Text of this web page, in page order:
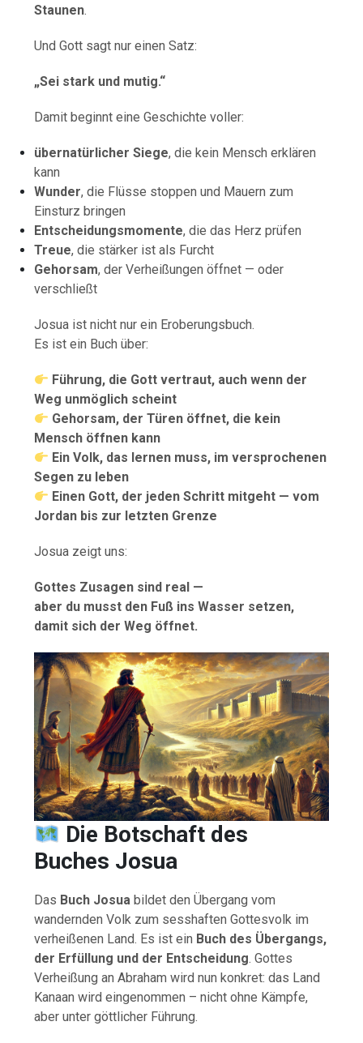
Staunen.
Und Gott sagt nur einen Satz:
„Sei stark und mutig.“
Damit beginnt eine Geschichte voller:
übernatürlicher Siege, die kein Mensch erklären
kann
Wunder, die Flüsse stoppen und Mauern zum
Einsturz bringen
Entscheidungsmomente, die das Herz prüfen
Treue, die stärker ist als Furcht
Gehorsam, der Verheißungen öffnet — oder
verschließt
Josua ist nicht nur ein Eroberungsbuch.
Es ist ein Buch über:
Führung, die Gott vertraut, auch wenn der
Weg unmöglich scheint
Gehorsam, der Türen öffnet, die kein
Mensch öffnen kann
Ein Volk, das lernen muss, im versprochenen
Segen zu leben
Einen Gott, der jeden Schritt mitgeht — vom
Jordan bis zur letzten Grenze
Josua zeigt uns:
Gottes Zusagen sind real —
aber du musst den Fuß ins Wasser setzen,
damit sich der Weg öffnet.
Die Botschaft des
Buches Josua
Das Buch Josua bildet den Übergang vom
wandernden Volk zum sesshaften Gottesvolk im
verheißenen Land. Es ist ein Buch des Übergangs,
der Erfüllung und der Entscheidung. Gottes
Verheißung an Abraham wird nun konkret: das Land
Kanaan wird eingenommen – nicht ohne Kämpfe,
aber unter göttlicher Führung.